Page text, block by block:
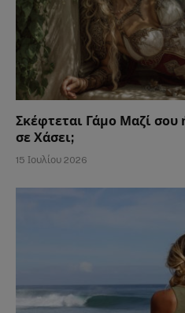
Σκέφτεται Γάμο Μαζί
σε Χάσει;
15 Ιουλίου 2026